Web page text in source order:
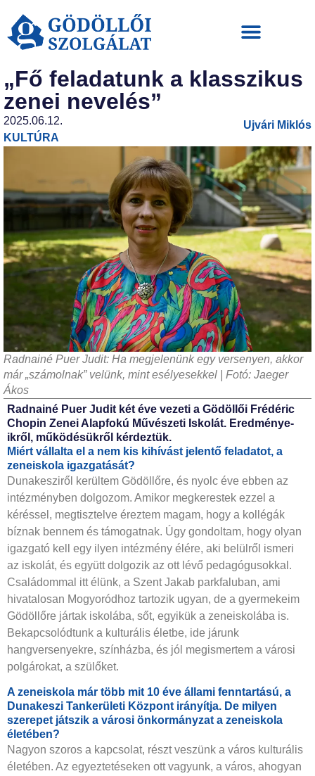
„Fő feladatunk a klasszikus
zenei nevelés”
2025.06.12.
KULTÚRA
Ujvári Miklós
Radnainé Puer Judit: Ha megjelenünk egy versenyen, akkor
már „számolnak” velünk, mint esélyesekkel | Fotó: Jaeger
Ákos
Radnainé Puer Judit két éve vezeti a Gödöllői Frédéric
Chopin Zenei Alapfokú Művészeti Iskolát. Eredménye­
ikről, működésükről kérdeztük.
Miért vállalta el a nem kis kihívást jelentő feladatot, a
zeneiskola igazgatását?
Dunakesziről kerültem Gödöllőre, és nyolc éve ebben az
intézményben dolgozom. Amikor megkerestek ezzel a
kéréssel, megtisztelve éreztem magam, hogy a kollégák
bíznak bennem és támogatnak. Úgy gondoltam, hogy olyan
igazgató kell egy ilyen intézmény élére, aki belülről ismeri
az iskolát, és együtt dolgozik az ott lévő pedagógusokkal.
Családommal itt élünk, a Szent Jakab parkfaluban, ami
hivatalosan Mogyoródhoz tartozik ugyan, de a gyermekeim
Gödöllőre jártak iskolába, sőt, egyikük a zeneiskolába is.
Bekapcsolódtunk a kulturális életbe, ide járunk
hangversenyekre, színházba, és jól megismertem a városi
polgárokat, a szülőket.
A zeneiskola már több mit 10 éve állami fenntartású, a
Dunakeszi Tankerületi Központ irányítja. De milyen
szerepet játszik a városi önkormányzat a zeneiskola
életében?
Nagyon szoros a kapcsolat, részt veszünk a város kulturális
életében. Az egyeztetéseken ott vagyunk, a város, ahogyan